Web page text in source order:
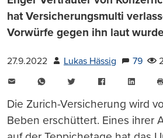
hat Versicherungsmulti
Vorwürfe gegen ihn laut
27.9.2022 Lukas Hässig 79
WhatsAppTwitter Facebook
Die Zurich-Versicherung wird
Beben erschüttert. Eines ihrer